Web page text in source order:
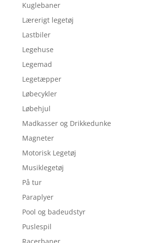
Kuglebaner
Lærerigt legetøj
Lastbiler
Legehuse
Legemad
Legetæpper
Løbecykler
Løbehjul
Madkasser og Drikkedunke
Magneter
Motorisk Legetøj
Musiklegetøj
På tur
Paraplyer
Pool og badeudstyr
Puslespil